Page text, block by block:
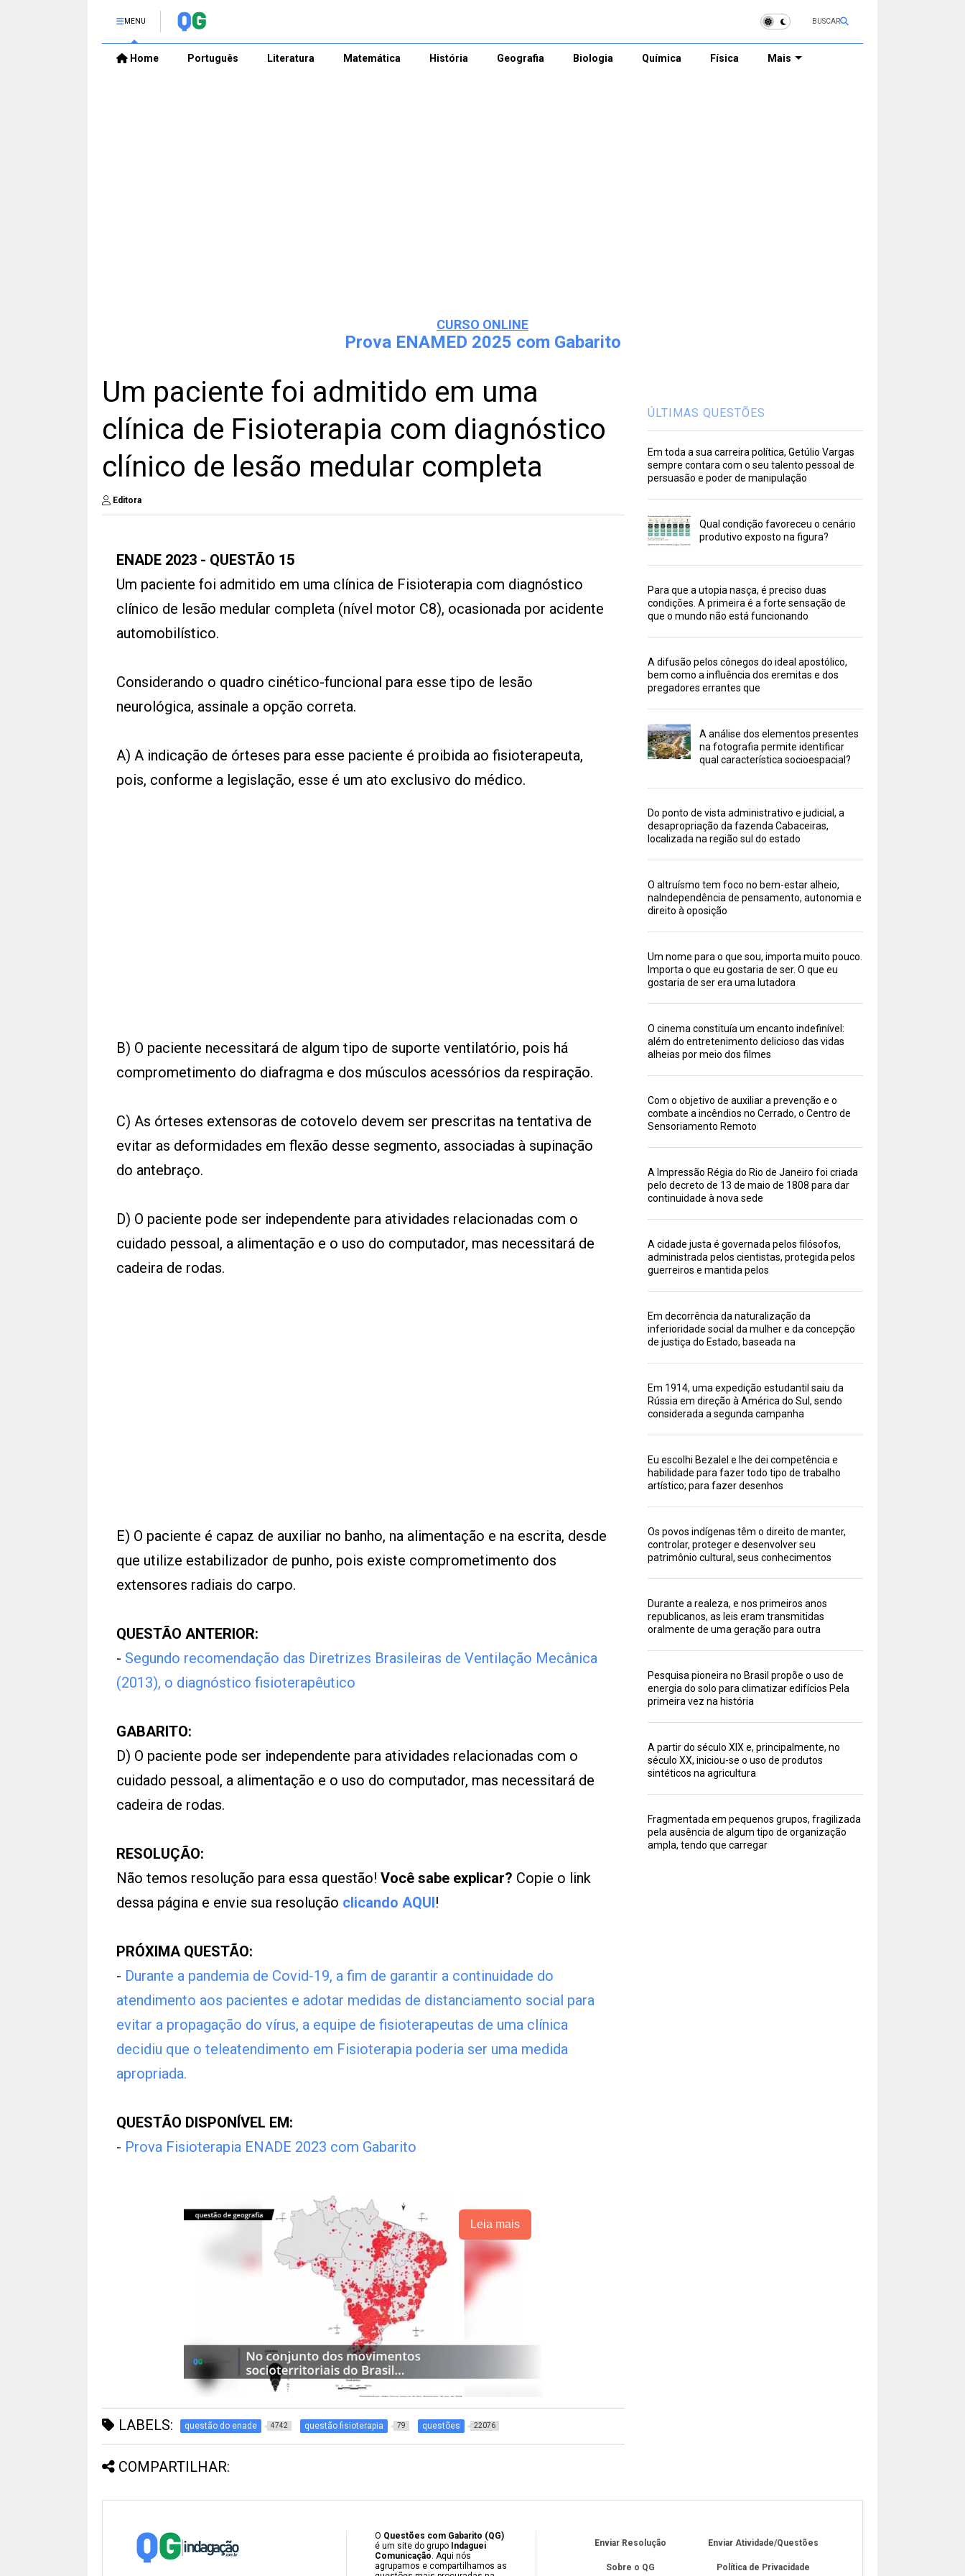
MENU BUSCAR
Home Português Literatura Matemática História Geografia Biologia Química Física Mais
CURSO ONLINE
Prova ENAMED 2025 com Gabarito
Um paciente foi admitido em uma
clínica de Fisioterapia com diagnóstico
clínico de lesão medular completa
Editora
ENADE 2023 - QUESTÃO 15
Um paciente foi admitido em uma clínica de Fisioterapia com diagnóstico
clínico de lesão medular completa (nível motor C8), ocasionada por acidente
automobilístico.
Considerando o quadro cinético-funcional para esse tipo de lesão
neurológica, assinale a opção correta.
A) A indicação de órteses para esse paciente é proibida ao fisioterapeuta,
pois, conforme a legislação, esse é um ato exclusivo do médico.
B) O paciente necessitará de algum tipo de suporte ventilatório, pois há
comprometimento do diafragma e dos músculos acessórios da respiração.
C) As órteses extensoras de cotovelo devem ser prescritas na tentativa de
evitar as deformidades em flexão desse segmento, associadas à supinação
do antebraço.
D) O paciente pode ser independente para atividades relacionadas com o
cuidado pessoal, a alimentação e o uso do computador, mas necessitará de
cadeira de rodas.
E) O paciente é capaz de auxiliar no banho, na alimentação e na escrita, desde
que utilize estabilizador de punho, pois existe comprometimento dos
extensores radiais do carpo.
QUESTÃO ANTERIOR:
- Segundo recomendação das Diretrizes Brasileiras de Ventilação Mecânica
(2013), o diagnóstico fisioterapêutico
GABARITO:
D) O paciente pode ser independente para atividades relacionadas com o
cuidado pessoal, a alimentação e o uso do computador, mas necessitará de
cadeira de rodas.
RESOLUÇÃO:
Não temos resolução para essa questão! Você sabe explicar? Copie o link
dessa página e envie sua resolução clicando AQUI!
PRÓXIMA QUESTÃO:
- Durante a pandemia de Covid-19, a fim de garantir a continuidade do
atendimento aos pacientes e adotar medidas de distanciamento social para
evitar a propagação do vírus, a equipe de fisioterapeutas de uma clínica
decidiu que o teleatendimento em Fisioterapia poderia ser uma medida
apropriada.
QUESTÃO DISPONÍVEL EM:
- Prova Fisioterapia ENADE 2023 com Gabarito
Leia mais
LABELS: questão do enade 4742 questão fisioterapia 79 questões 22076
COMPARTILHAR:
ÚLTIMAS QUESTÕES
Em toda a sua carreira política, Getúlio Vargas
sempre contara com o seu talento pessoal de
persuasão e poder de manipulação
Qual condição favoreceu o cenário
produtivo exposto na figura?
Para que a utopia nasça, é preciso duas
condições. A primeira é a forte sensação de
que o mundo não está funcionando
A difusão pelos cônegos do ideal apostólico,
bem como a influência dos eremitas e dos
pregadores errantes que
A análise dos elementos presentes
na fotografia permite identificar
qual característica socioespacial?
Do ponto de vista administrativo e judicial, a
desapropriação da fazenda Cabaceiras,
localizada na região sul do estado
O altruísmo tem foco no bem-estar alheio,
naIndependência de pensamento, autonomia e
direito à oposição
Um nome para o que sou, importa muito pouco.
Importa o que eu gostaria de ser. O que eu
gostaria de ser era uma lutadora
O cinema constituía um encanto indefinível:
além do entretenimento delicioso das vidas
alheias por meio dos filmes
Com o objetivo de auxiliar a prevenção e o
combate a incêndios no Cerrado, o Centro de
Sensoriamento Remoto
A Impressão Régia do Rio de Janeiro foi criada
pelo decreto de 13 de maio de 1808 para dar
continuidade à nova sede
A cidade justa é governada pelos filósofos,
administrada pelos cientistas, protegida pelos
guerreiros e mantida pelos
Em decorrência da naturalização da
inferioridade social da mulher e da concepção
de justiça do Estado, baseada na
Em 1914, uma expedição estudantil saiu da
Rússia em direção à América do Sul, sendo
considerada a segunda campanha
Eu escolhi Bezalel e lhe dei competência e
habilidade para fazer todo tipo de trabalho
artístico; para fazer desenhos
Os povos indígenas têm o direito de manter,
controlar, proteger e desenvolver seu
patrimônio cultural, seus conhecimentos
Durante a realeza, e nos primeiros anos
republicanos, as leis eram transmitidas
oralmente de uma geração para outra
Pesquisa pioneira no Brasil propõe o uso de
energia do solo para climatizar edifícios Pela
primeira vez na história
A partir do século XIX e, principalmente, no
século XX, iniciou-se o uso de produtos
sintéticos na agricultura
Fragmentada em pequenos grupos, fragilizada
pela ausência de algum tipo de organização
ampla, tendo que carregar
O Questões com Gabarito (QG)
é um site do grupo Indaguei
Comunicação. Aqui nós
agrupamos e compartilhamos as
Enviar Resolução Enviar Atividade/Questões
Sobre o QG Política de Privacidade